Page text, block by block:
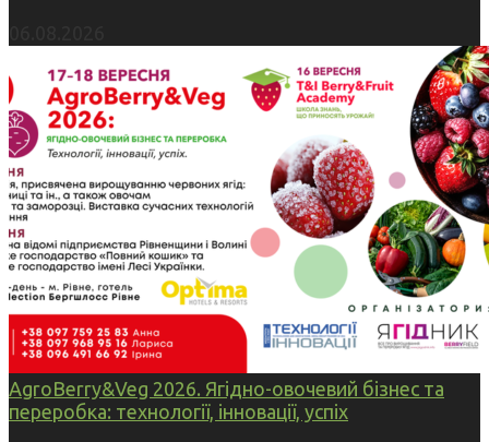
AgroBerry&Veg 2026. Ягідно-овочевий бізнес та
переробка: технології, інновації, успіх